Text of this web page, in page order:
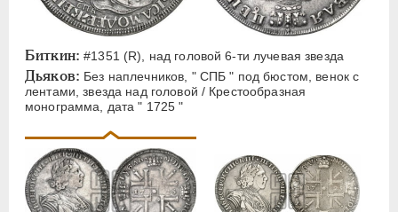
Биткин: #1351 (R), над головой 6-ти лучевая звезда
Дьяков: Без наплечников, " СПБ " под бюстом, венок с
лентами, звезда над головой / Крестообразная
монограмма, дата " 1725 "